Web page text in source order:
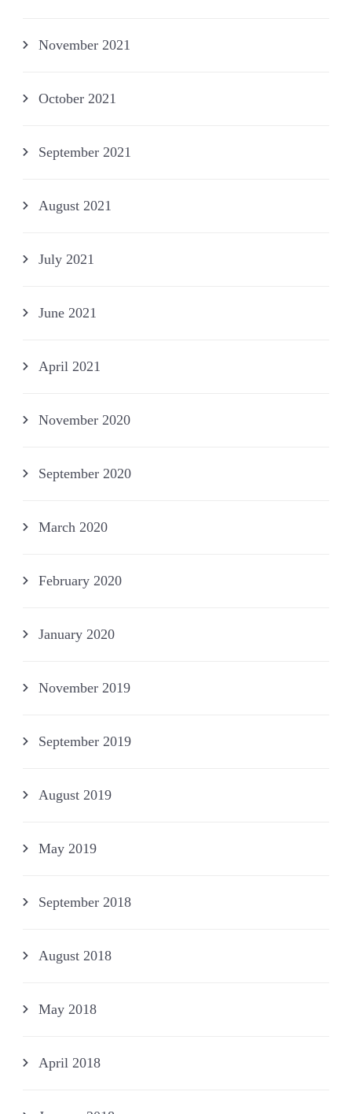
November 2021
October 2021
September 2021
August 2021
July 2021
June 2021
April 2021
November 2020
September 2020
March 2020
February 2020
January 2020
November 2019
September 2019
August 2019
May 2019
September 2018
August 2018
May 2018
April 2018